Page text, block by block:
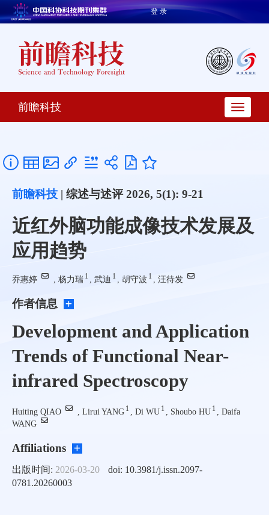
登 录
前瞻科技
前瞻科技 | 综述与述评 2026, 5(1): 9-21
近红外脑功能成像技术发展及
应用趋势
乔惠婷 , 杨力瑞 1 , 武迪 1 , 胡守波 1 , 汪待发
作者信息
Development and Application
Trends of Functional Near-
infrared Spectroscopy
Huiting QIAO , Lirui YANG 1 , Di WU 1 , Shoubo HU 1 , Daifa
WANG
Affiliations
出版时间: 2026-03-20
doi: 10.3981/j.issn.2097-
0781.20260003